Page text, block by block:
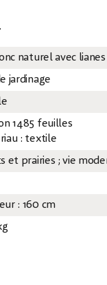
naturel avec lianes
jardinage
1485 feuilles
: textile
et prairies ; vie
: 160 cm